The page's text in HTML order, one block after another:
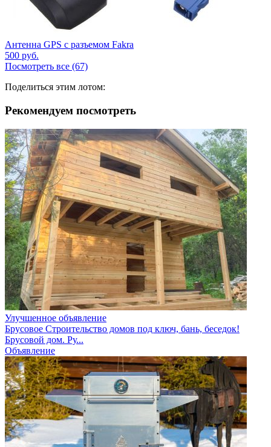
Антенна GPS с разъемом Fakra
500 руб.
Посмотреть все (67)
Поделиться этим лотом:
Рекомендуем посмотреть
Улучшенное объявление
Брусовое Строительство домов под ключ, бань, беседок!
Брусовой дом. Ру...
Объявление